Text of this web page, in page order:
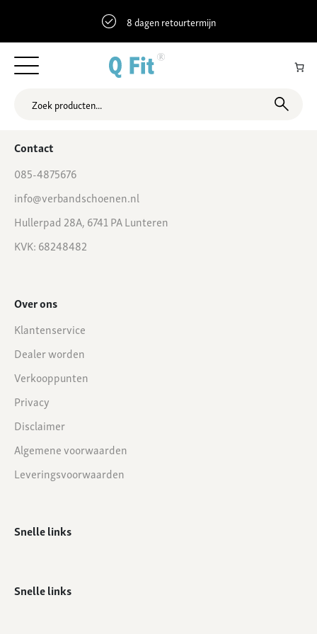
8 dagen retourtermijn
51.863686 4.6623428 Plantageweg 45, Alblasserdam, Nederland
Contact
085-4875676
info@verbandschoenen.nl
Hullerpad 28A, 6741 PA Lunteren
KVK: 68248482
Over ons
Klantenservice
Dealer worden
Verkooppunten
Privacy
Disclaimer
Algemene voorwaarden
Leveringsvoorwaarden
Snelle links
Snelle links